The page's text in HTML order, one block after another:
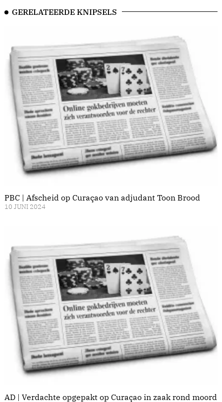
GERELATEERDE KNIPSELS
PBC | Afscheid op Curaçao van adjudant Toon Brood
10 JUNI 2024
AD | Verdachte opgepakt op Curaçao in zaak rond moord